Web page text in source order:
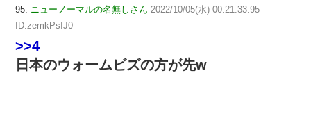
95: ニューノーマルの名無しさん 2022/10/05(水) 00:21:33.95
ID:zemkPsIJ0
>>4
日本のウォームビズの方が先w